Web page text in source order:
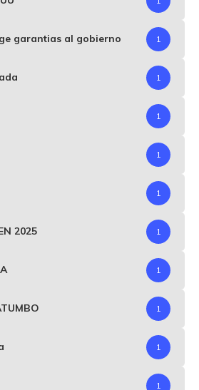
garantias al gobierno 1
1
1
1
1
2025 1
1
1
1
1